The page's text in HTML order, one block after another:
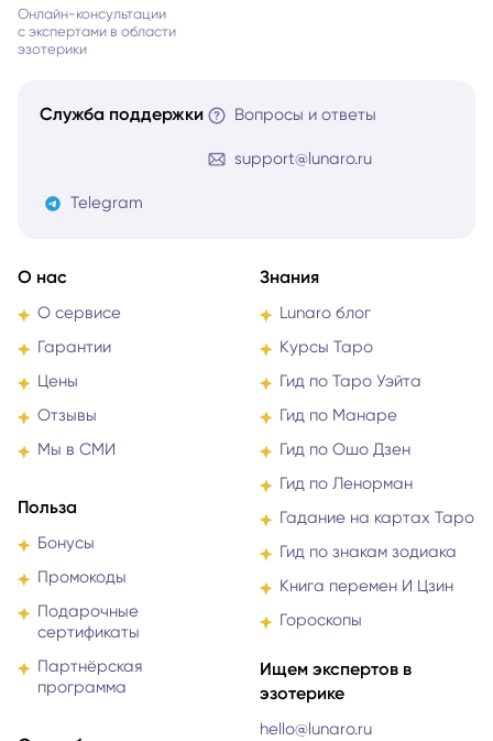
Онлайн-консультации
с экспертами в области
эзотерики
Служба поддержки Вопросы и ответы
support@lunaro.ru
Telegram
О нас
О сервисе
Гарантии
Цены
Отзывы
Мы в СМИ
Польза
Бонусы
Промокоды
Подарочные
сертификаты
Партнёрская
программа
Знания
Lunaro блог
Курсы Таро
Гид по Таро Уэйта
Гид по Манаре
Гид по Ошо Дзен
Гид по Ленорман
Гадание на картах Таро
Гид по знакам зодиака
Книга перемен И Цзин
Гороскопы
Ищем экспертов в
эзотерике
hello@lunaro.ru